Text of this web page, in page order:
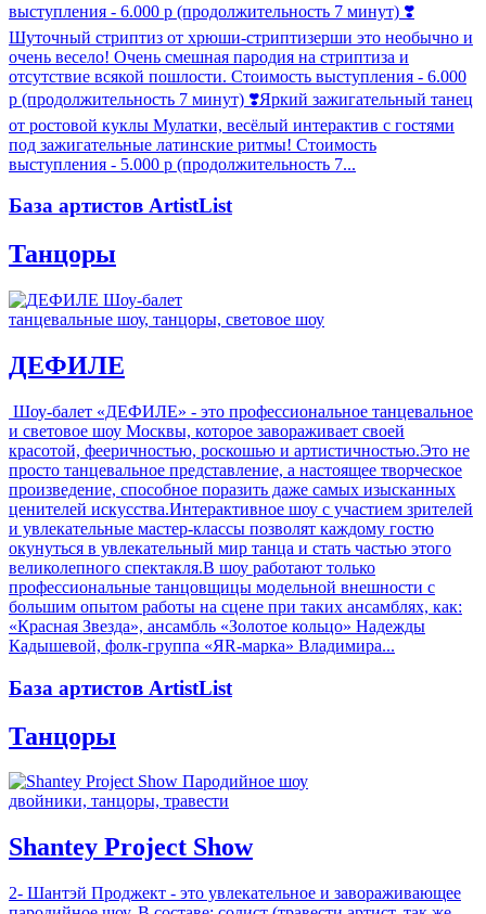
выступления - 6.000 р (продолжительность 7 минут) ❣️
Шуточный стриптиз от хрюши-стриптизерши это необычно и
очень весело! Очень смешная пародия на стриптиза и
отсутствие всякой пошлости. Стоимость выступления - 6.000
р (продолжительность 7 минут) ❣️Яркий зажигательный танец
от ростовой куклы Мулатки, весёлый интерактив с гостями
под зажигательные латинские ритмы! Стоимость
выступления - 5.000 р (продолжительность 7...
База артистов ArtistList
Танцоры
танцевальные шоу, танцоры, световое шоу
ДЕФИЛЕ
Шоу-балет «ДЕФИЛЕ» - это профессиональное танцевальное
и световое шоу Москвы, которое завораживает своей
красотой, фееричностью, роскошью и артистичностью.Это не
просто танцевальное представление, а настоящее творческое
произведение, способное поразить даже самых изысканных
ценителей искусства.Интерактивное шоу с участием зрителей
и увлекательные мастер-классы позволят каждому гостю
окунуться в увлекательный мир танца и стать частью этого
великолепного спектакля.В шоу работают только
профессиональные танцовщицы модельной внешности с
большим опытом работы на сцене при таких ансамблях, как:
«Красная Звезда», ансамбль «Золотое кольцо» Надежды
Кадышевой, фолк-группа «ЯR-марка» Владимира...
База артистов ArtistList
Танцоры
двойники, танцоры, травести
Shantey Project Show
2- Шантэй Проджект - это увлекательное и завораживающее